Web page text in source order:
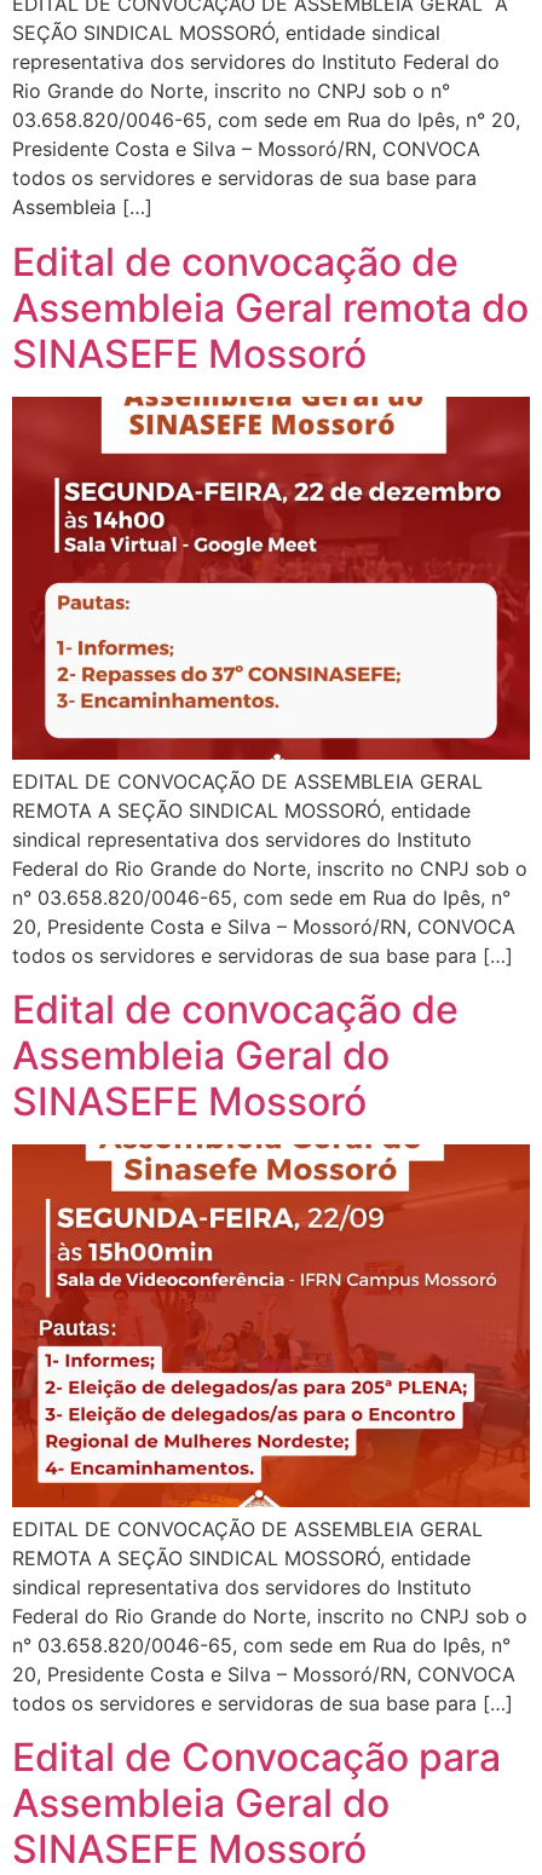
SEÇÃO SINDICAL MOSSORÓ, entidade sindical
representativa dos servidores do Instituto Federal do
Rio Grande do Norte, inscrito no CNPJ sob o n°
03.658.820/0046-65, com sede em Rua do Ipês, n° 20,
Presidente Costa e Silva – Mossoró/RN, CONVOCA
todos os servidores e servidoras de sua base para
Assembleia […]
Edital de convocação de
Assembleia Geral remota do
SINASEFE Mossoró
EDITAL DE CONVOCAÇÃO DE ASSEMBLEIA GERAL
REMOTA A SEÇÃO SINDICAL MOSSORÓ, entidade
sindical representativa dos servidores do Instituto
Federal do Rio Grande do Norte, inscrito no CNPJ sob o
n° 03.658.820/0046-65, com sede em Rua do Ipês, n°
20, Presidente Costa e Silva – Mossoró/RN, CONVOCA
todos os servidores e servidoras de sua base para […]
Edital de convocação de
Assembleia Geral do
SINASEFE Mossoró
EDITAL DE CONVOCAÇÃO DE ASSEMBLEIA GERAL
REMOTA A SEÇÃO SINDICAL MOSSORÓ, entidade
sindical representativa dos servidores do Instituto
Federal do Rio Grande do Norte, inscrito no CNPJ sob o
n° 03.658.820/0046-65, com sede em Rua do Ipês, n°
20, Presidente Costa e Silva – Mossoró/RN, CONVOCA
todos os servidores e servidoras de sua base para […]
Edital de Convocação para
Assembleia Geral do
SINASEFE Mossoró